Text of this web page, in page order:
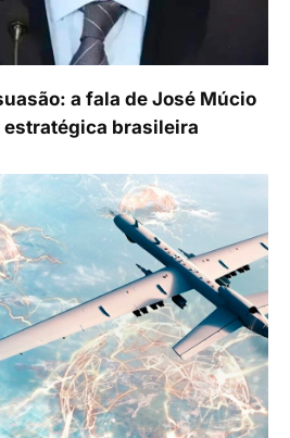
a fala de José Múcio
brasileira